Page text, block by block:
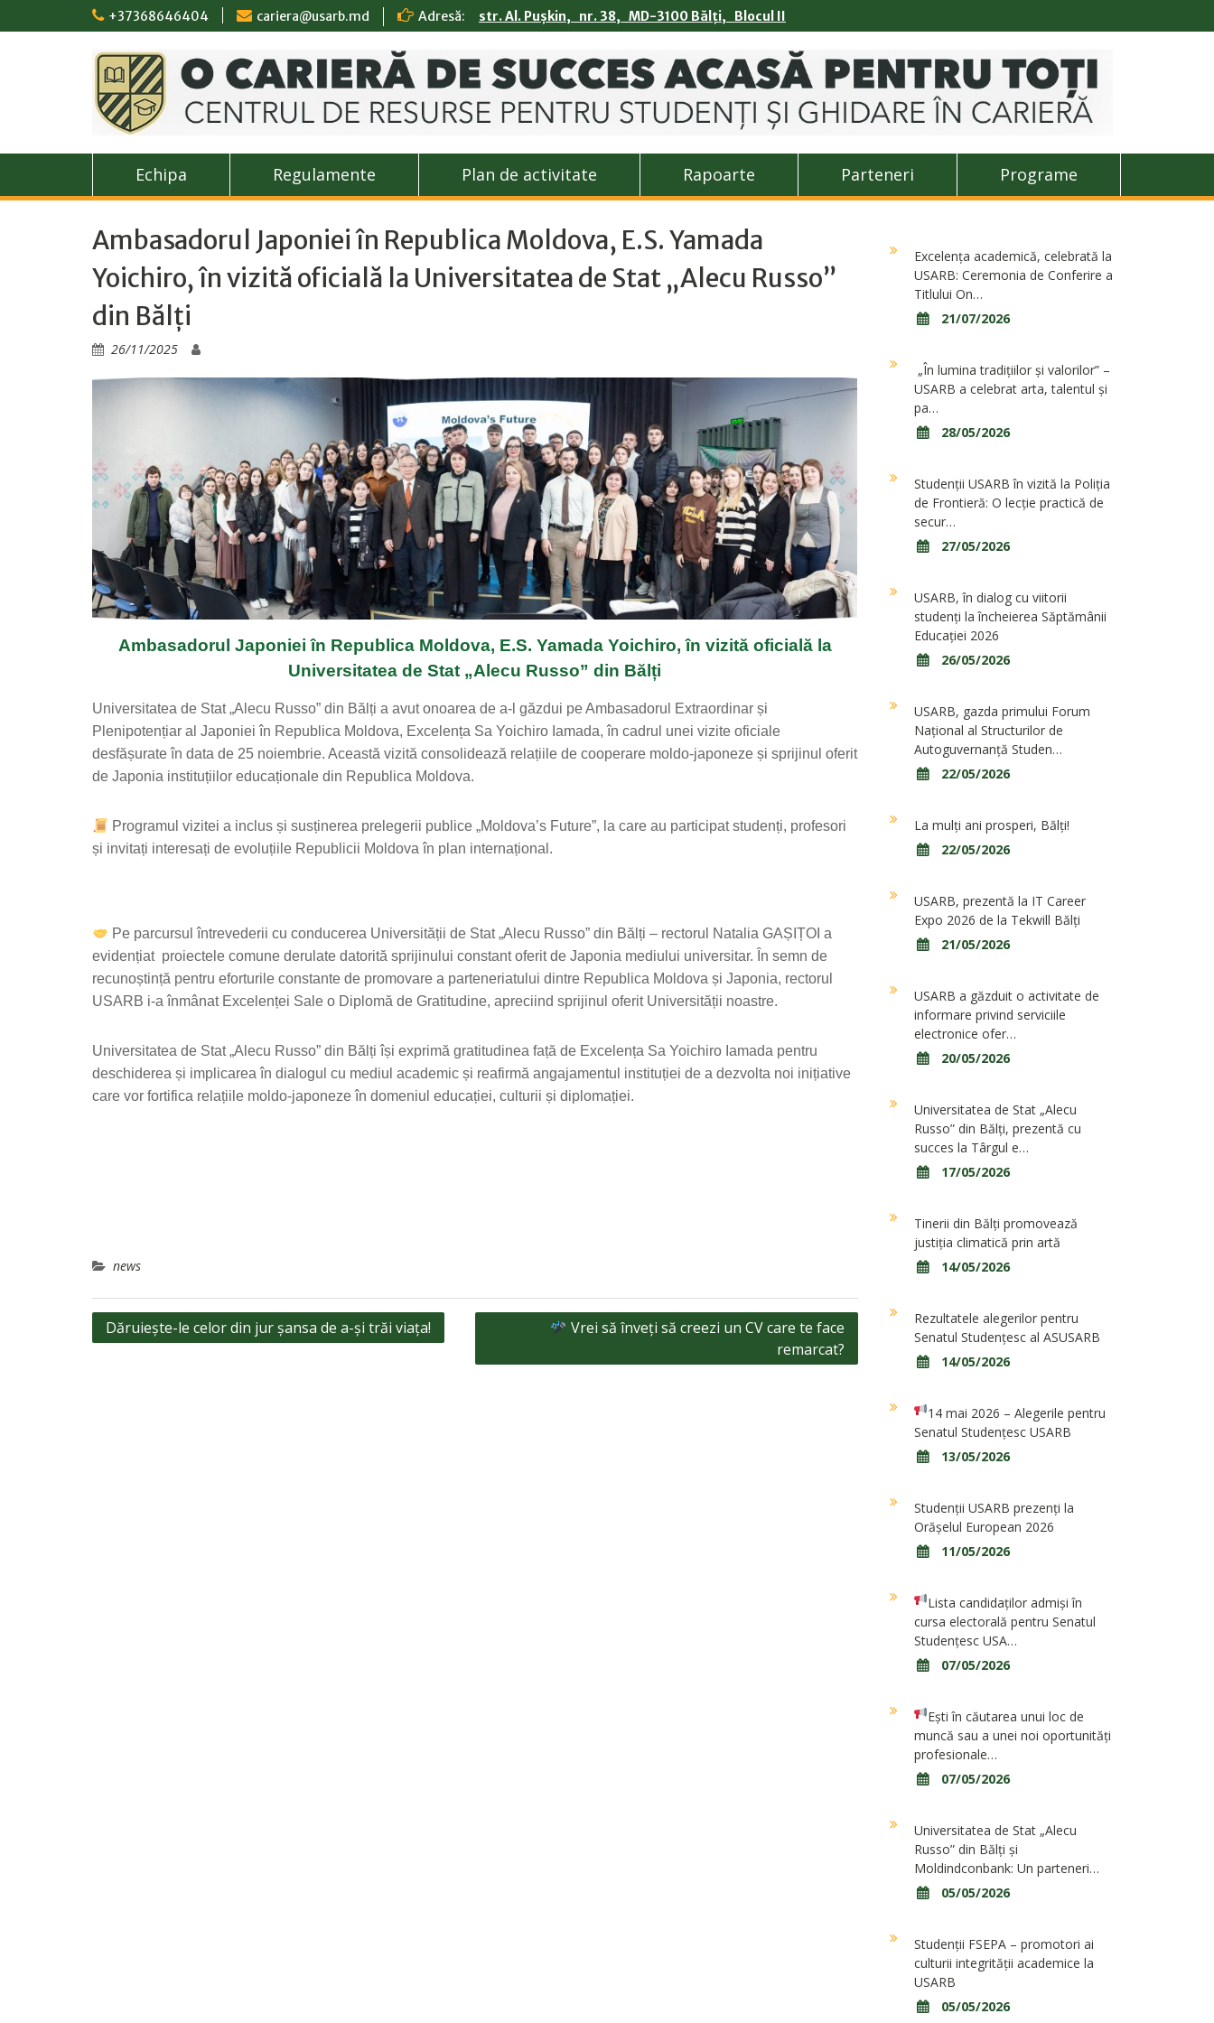
to
+37368646404 cariera@usarb.md Adresă: str. Al. Pușkin, nr. 38, MD-3100 Bălți, Blocul II
Echipa Regulamente Plan de activitate Rapoarte Parteneri Programe
Ambasadorul Japoniei în Republica Moldova, E.S. Yamada
Yoichiro, în vizită oficială la Universitatea de Stat „Alecu Russo”
din Bălți
26/11/2025
Ambasadorul Japoniei în Republica Moldova, E.S. Yamada Yoichiro, în vizită oficială la
Universitatea de Stat „Alecu Russo” din Bălți
Universitatea de Stat „Alecu Russo” din Bălți a avut onoarea de a-l găzdui pe Ambasadorul Extraordinar și
Plenipotențiar al Japoniei în Republica Moldova, Excelența Sa Yoichiro Iamada, în cadrul unei vizite oficiale
desfășurate în data de 25 noiembrie. Această vizită consolidează relațiile de cooperare moldo-japoneze și sprijinul oferit
de Japonia instituțiilor educaționale din Republica Moldova.
Programul vizitei a inclus și susținerea prelegerii publice „Moldova’s Future”, la care au participat studenți, profesori
și invitați interesați de evoluțiile Republicii Moldova în plan internațional.
Pe parcursul întrevederii cu conducerea Universității de Stat „Alecu Russo” din Bălți – rectorul Natalia GAȘIȚOI a
evidențiat proiectele comune derulate datorită sprijinului constant oferit de Japonia mediului universitar. În semn de
recunoștință pentru eforturile constante de promovare a parteneriatului dintre Republica Moldova și Japonia, rectorul
USARB i-a înmânat Excelenței Sale o Diplomă de Gratitudine, apreciind sprijinul oferit Universității noastre.
Universitatea de Stat „Alecu Russo” din Bălți își exprimă gratitudinea față de Excelența Sa Yoichiro Iamada pentru
deschiderea și implicarea în dialogul cu mediul academic și reafirmă angajamentul instituției de a dezvolta noi inițiative
care vor fortifica relațiile moldo-japoneze în domeniul educației, culturii și diplomației.
news
Navigare
Dăruiește-le celor din jur șansa de a-și trăi viața!
Vrei să înveți să creezi un CV care te face
remarcat?
Excelența academică, celebrată la
USARB: Ceremonia de Conferire a
Titlului On…
21/07/2026
„În lumina tradițiilor și valorilor” –
USARB a celebrat arta, talentul și
pa…
28/05/2026
Studenții USARB în vizită la Poliția
de Frontieră: O lecție practică de
secur…
27/05/2026
USARB, în dialog cu viitorii
studenți la încheierea Săptămânii
Educației 2026
26/05/2026
USARB, gazda primului Forum
Național al Structurilor de
Autoguvernanță Studen…
22/05/2026
La mulți ani prosperi, Bălți!
22/05/2026
USARB, prezentă la IT Career
Expo 2026 de la Tekwill Bălți
21/05/2026
USARB a găzduit o activitate de
informare privind serviciile
electronice ofer…
20/05/2026
Universitatea de Stat „Alecu
Russo” din Bălți, prezentă cu
succes la Târgul e…
17/05/2026
Tinerii din Bălți promovează
justiția climatică prin artă
14/05/2026
Rezultatele alegerilor pentru
Senatul Studențesc al ASUSARB
14/05/2026
14 mai 2026 – Alegerile pentru
Senatul Studențesc USARB
13/05/2026
Studenții USARB prezenți la
Orășelul European 2026
11/05/2026
Lista candidaților admiși în
cursa electorală pentru Senatul
Studențesc USA…
07/05/2026
Ești în căutarea unui loc de
muncă sau a unei noi oportunități
profesionale…
07/05/2026
Universitatea de Stat „Alecu
Russo” din Bălți și
Moldindconbank: Un parteneri…
05/05/2026
Studenții FSEPA – promotori ai
culturii integrității academice la
USARB
05/05/2026